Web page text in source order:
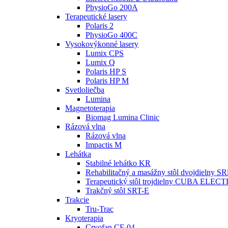
PhysioGo 200A
Terapeutické lasery
Polaris 2
PhysioGo 400C
Vysokovýkonné lasery
Lumix CPS
Lumix Q
Polaris HP S
Polaris HP M
Svetloliečba
Lumina
Magnetoterapia
Biomag Lumina Clinic
Rázová vlna
Rázová vlna
Impactis M
Lehátka
Stabilné lehátko KR
Rehabilitačný a masážny stôl dvojdielny
Terapeutický stôl trojdielny CUBA
Trakčný stôl SRT-E
Trakcie
Tru-Trac
Kryoterapia